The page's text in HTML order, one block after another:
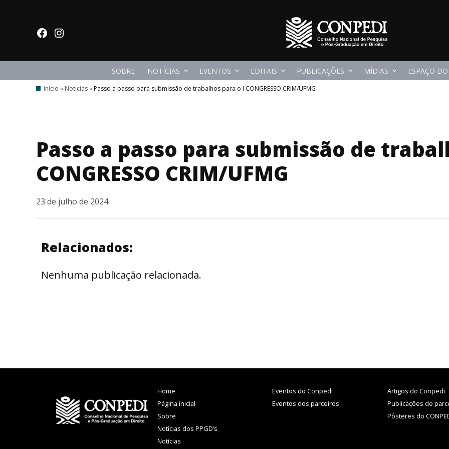
facebookInstagram
SOBRE NOTÍCIAS EVENTOS EDITAIS PUBLICAÇÕES MÍDIAS ESPAÇO
Início » Notícias» Passo a passo para submissão de trabalhos para o I CONGRESSO CRIM/UFMG
Passo a passo para submissão de
CONGRESSO CRIM/UFMG
23 de julho de 2024
Relacionados:
Nenhuma publicação relacionada.
Home
Página inicial
Sobre
Notícias dos PPGD’s
Notícias
Eventos do Conpedi
Eventos dos parceiros
Artigos do Conpedi
Publicações de
Pôsteres do